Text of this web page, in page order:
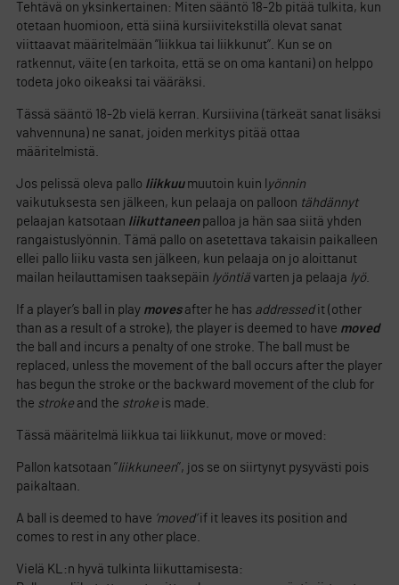
Tehtävä on yksinkertainen: Miten sääntö 18-2b pitää tulkita, kun
otetaan huomioon, että siinä kursiivitekstillä olevat sanat
viittaavat määritelmään ”liikkua tai liikkunut”. Kun se on
ratkennut, väite (en tarkoita, että se on oma kantani) on helppo
todeta joko oikeaksi tai vääräksi.
Tässä sääntö 18-2b vielä kerran. Kursiivina (tärkeät sanat lisäksi
vahvennuna) ne sanat, joiden merkitys pitää ottaa
määritelmistä.
Jos pelissä oleva pallo liikkuumuutoin kuin l yönnin
vaikutuksesta sen jälkeen, kun pelaaja on palloon tähdännyt
pelaajan katsotaan liikuttaneenpalloa ja hän saa siitä yhden
rangaistuslyönnin. Tämä pallo on asetettava takaisin paikalleen
ellei pallo liiku vasta sen jälkeen, kun pelaaja on jo aloittanut
mailan heilauttamisen taaksepäin lyöntiä varten ja pelaaja lyö.
If a player’s ball in play moves after he has addressedit (other
than as a result of a stroke), the player is deemed to have moved
the ball and incurs a penalty of one stroke. The ball must be
replaced, unless the movement of the ball occurs after the player
has begun the stroke or the backward movement of the club for
the stroke and the stroke is made.
Tässä määritelmä liikkua tai liikkunut, move or moved:
Pallon katsotaan ”liikkuneen”, jos se on siirtynyt pysyvästi pois
paikaltaan.
A ball is deemed to have ’moved’if it leaves its position and
comes to rest in any other place.
Vielä KL:n hyvä tulkinta liikuttamisesta: